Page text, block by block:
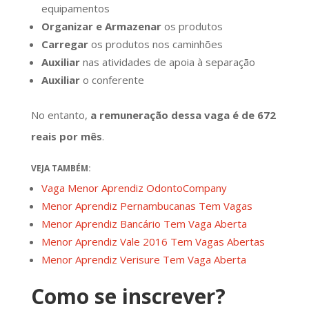
equipamentos
Organizar e Armazenaros produtos
Carregaros produtos nos caminhões
Auxiliarnas atividades de apoia à separação
Auxiliaro conferente
No entanto, a remuneração dessa vaga é de 672
reais por mês.
VEJA TAMBÉM:
Vaga Menor Aprendiz OdontoCompany
Menor Aprendiz Pernambucanas Tem Vagas
Menor Aprendiz Bancário Tem Vaga Aberta
Menor Aprendiz Vale 2016 Tem Vagas Abertas
Menor Aprendiz Verisure Tem Vaga Aberta
Como se inscrever?